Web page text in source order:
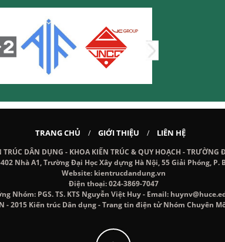
TRANG CHỦ / GIỚI THIỆU / LIÊN HỆ
DÂN DỤNG - KHOA KIẾN TRÚC & QUY HOẠCH - TRƯỜNG
Nhà A1, Trường Đại Học Xây dựng Hà Nội, 55 Giải Phóng, P.
Website: kientrucdandung.vn
Điện thoại: 024-3869-7047
Nhóm: PGS. TS. KTS Nguyễn Việt Huy - Email:
- 2015 Kiến trúc Dân dụng - Trang tin điện tử Nhóm Chuyên